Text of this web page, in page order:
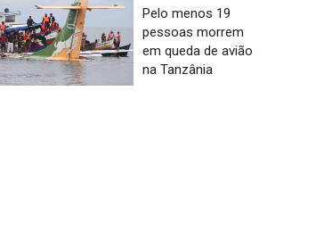
Pelo menos 19
pessoas morrem
em queda de avião
na Tanzânia